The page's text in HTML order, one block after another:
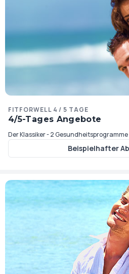
FITFORWELL 4 / 5 TAGE
4/5-Tages Angebote
Der Klassiker - 2
Beispielhafter